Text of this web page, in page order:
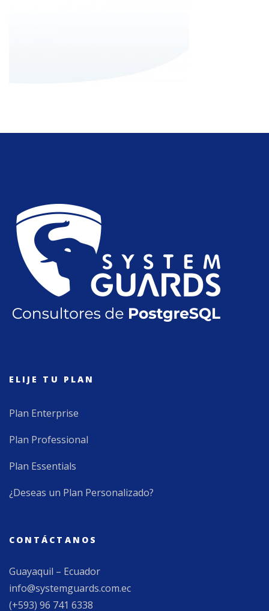
ELIJE TU PLAN
Plan Enterprise
Plan Professional
Plan Essentials
¿Deseas un Plan Personalizado?
CONTÁCTANOS
Guayaquil – Ecuador
info@systemguards.com.ec
(+593) 96 741 6338